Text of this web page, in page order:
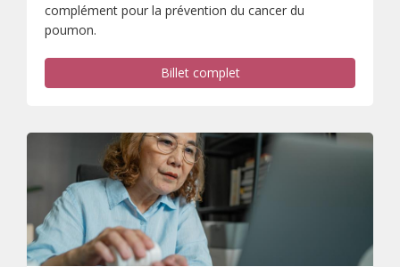
complément pour la prévention du cancer du
poumon.
Billet complet